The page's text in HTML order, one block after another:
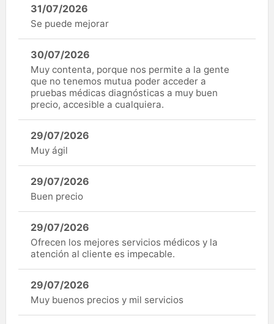
31/07/2026
Se puede mejorar
30/07/2026
Muy contenta, porque nos permite a la gente
que no tenemos mutua poder acceder a
pruebas médicas diagnósticas a muy buen
precio, accesible a cualquiera.
29/07/2026
Muy ágil
29/07/2026
Buen precio
29/07/2026
Ofrecen los mejores servicios médicos y la
atención al cliente es impecable.
29/07/2026
Muy buenos precios y mil servicios